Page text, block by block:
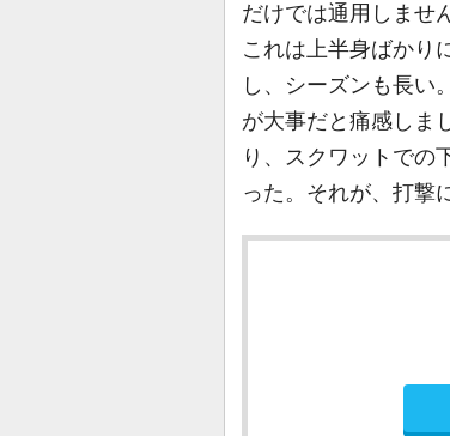
だけでは通用しませ
これは上半身ばかり
し、シーズンも長い
が大事だと痛感しま
り、スクワットでの
った。それが、打撃